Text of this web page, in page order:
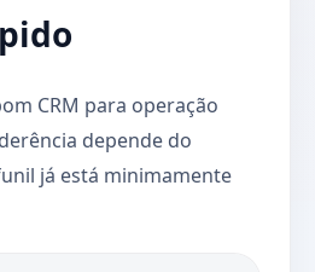
CRM para operação
depende do
já está minimamente